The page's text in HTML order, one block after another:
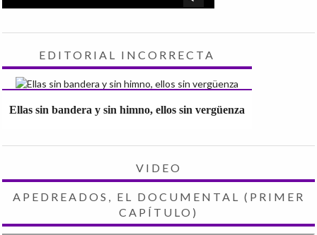
EDITORIAL INCORRECTA
Ellas sin bandera y sin himno, ellos sin vergüenza
VIDEO
APEDREADOS, EL DOCUMENTAL (PRIMER
CAPÍTULO)